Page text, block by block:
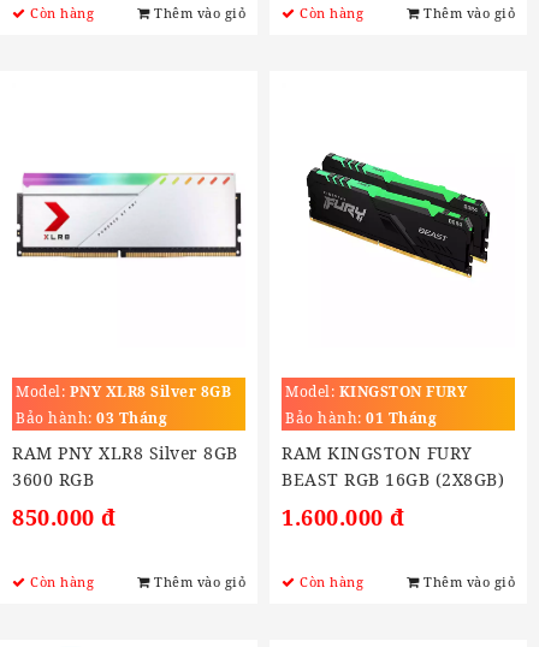
Còn hàng Thêm vào giỏ Còn hàng Thêm vào giỏ
Model: PNY XLR8 Silver 8GB
3200 RGB
Bảo hành: 03 Tháng
RAM PNY XLR8 Silver 8GB
3600 RGB
850.000 đ
Còn hàng Thêm vào giỏ
Model: KINGSTON FURY
BEAST RGB 16GB
Bảo hành: 01 Tháng
RAM KINGSTON FURY
BEAST RGB 16GB (2X8GB)
DDR4 3200MHZ
1.600.000 đ
Còn hàng Thêm vào giỏ